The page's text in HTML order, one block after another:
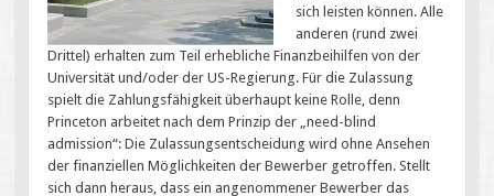
sich leisten können. Alle
anderen (rund zwei
Drittel) erhalten zum Teil erhebliche Finanzbeihilfen von der
Universität und/oder der US-Regierung. Für die Zulassung
spielt die Zahlungsfähigkeit überhaupt keine Rolle, denn
Princeton arbeitet nach dem Prinzip der „need-blind
admission“: Die Zulassungsentscheidung wird ohne Ansehen
der finanziellen Möglichkeiten der Bewerber getroffen. Stellt
sich dann heraus, dass ein angenommener Bewerber das